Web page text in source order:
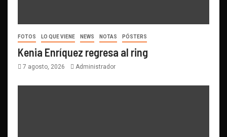
FOTOS LO QUE VIENE NEWS NOTAS PÓSTERS
Kenia Enríquez regresa al ring
7 agosto, 2026 Administrador